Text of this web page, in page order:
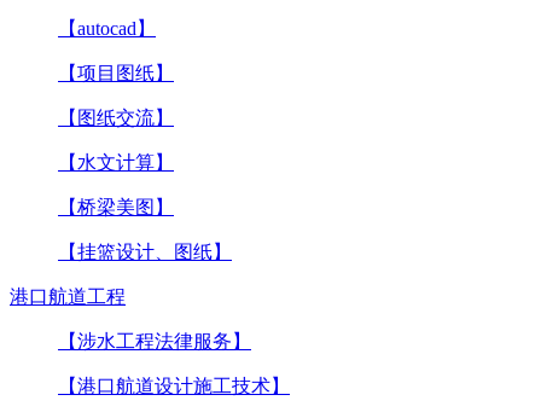
【autocad】
【项目图纸】
【图纸交流】
【水文计算】
【桥梁美图】
【挂篮设计、图纸】
港口航道工程
【涉水工程法律服务】
【港口航道设计施工技术】